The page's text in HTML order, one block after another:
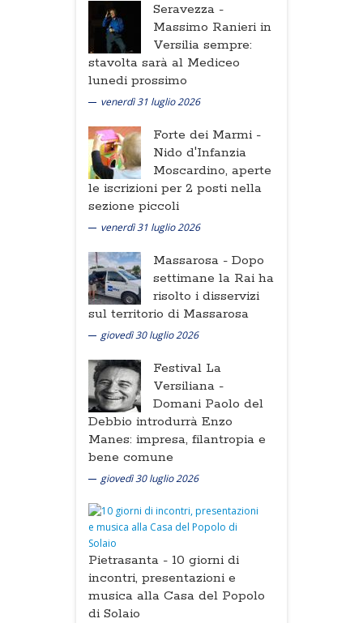
Seravezza -
Massimo Ranieri in
Versilia sempre:
stavolta sarà al Mediceo
lunedi prossimo
venerdì 31 luglio 2026
Forte dei Marmi -
Nido d'Infanzia
Moscardino, aperte
le iscrizioni per 2 posti nella
sezione piccoli
venerdì 31 luglio 2026
Massarosa - Dopo
settimane la Rai ha
risolto i disservizi
sul territorio di Massarosa
giovedì 30 luglio 2026
Festival La
Versiliana -
Domani Paolo del
Debbio introdurrà Enzo
Manes: impresa, filantropia e
bene comune
giovedì 30 luglio 2026
Pietrasanta - 10 giorni di
incontri, presentazioni e
musica alla Casa del Popolo
di Solaio